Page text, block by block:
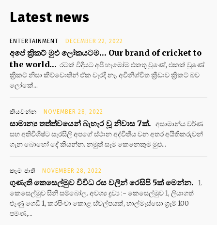
Latest news
ENTERTAINMENT DECEMBER 22, 2022
අපේ ක්‍රිකට් මුළු ලෝකයටම… Our brand of cricket to
the world… රටක් විදියට අපි හැමෝම එකතු වුණේ, එකක් වුණේ
ක්‍රිකට් නිසා කිව්වොතින් ඒක වැරදි නෑ. අවිනිශ්චිත ක්‍රීඩාව ක්‍රිකට් බව
ලෝකේ...
කියවන්න NOVEMBER 28, 2022
සාමාන්‍ය තත්ත්වයෙන් බැහැර වූ නිවාස 7ක්. අසාමාන්ය වර්ණ
සහ අතිවිශිෂ්ට සැරසිලි අපගේ ස්ථාන අද්විතීය වන අතර අයිතිකරුවන්
ගැන බොහෝ දේ කියන්න. නමුත් සෑම කෙනෙකුම මුළු...
කෑම ජාති NOVEMBER 28, 2022
ගුණැති කෙසෙල්මුව විවිධ රස වලින් රෙසිපි 5ක් මෙන්න. 1.
කෙසෙල්මුව සීනි සම්බෝල. අවශ්‍ය ද්‍රව්‍ය :- කෙසෙල්මුව 1, ලියාගත්
ළූණු ගෙඩි 1, කරපිංචා කොළ ස්වල්පයක්, හාල්මැස්සො ග්‍රෑම් 100
පමණ,...